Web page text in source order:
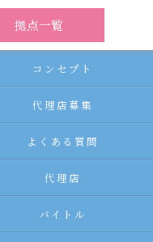
拠点一覧
コンセプト
代理店募集
よくある質問
代理店
バイトル